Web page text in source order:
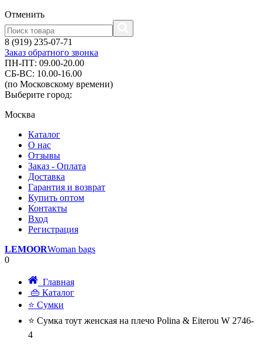
Отменить
8 (919) 235-07-71
Заказ обратного звонка
ПН-ПТ: 09.00-20.00
СБ-ВС: 10.00-16.00
(по Московскому времени)
Выберите город:
Москва
Каталог
О нас
Отзывы
Заказ - Оплата
Доставка
Гарантия и возврат
Купить оптом
Контакты
Вход
Регистрация
LEMOORWoman bags
0
Главная
👜 Каталог
⭐ Сумки
⭐ Сумка тоут женская на плечо Polina & Eiterou W 2746-
4